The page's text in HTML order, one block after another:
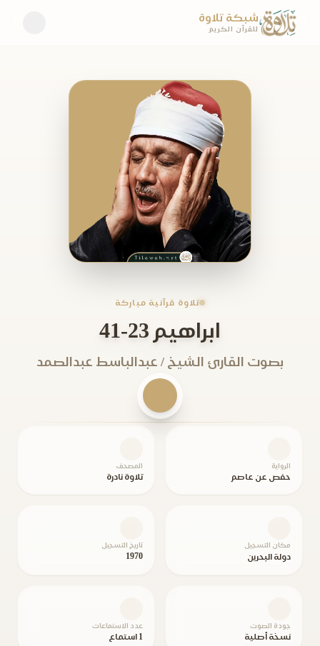
شبكة تلاوة
للقرآن الكريم
تلاوة قرآنية مباركة
ابراهيم 23-41
بصوت القارئ الشيخ / عبدالباسط عبدالصمد
الرواية
حفص عن عاصم
المصحف
تلاوة نادرة
مكان التسجيل
دولة البحرين
تاريخ التسجيل
1970
جودة الصوت
نسخة أصلية
عدد الاستماعات
1 استماع